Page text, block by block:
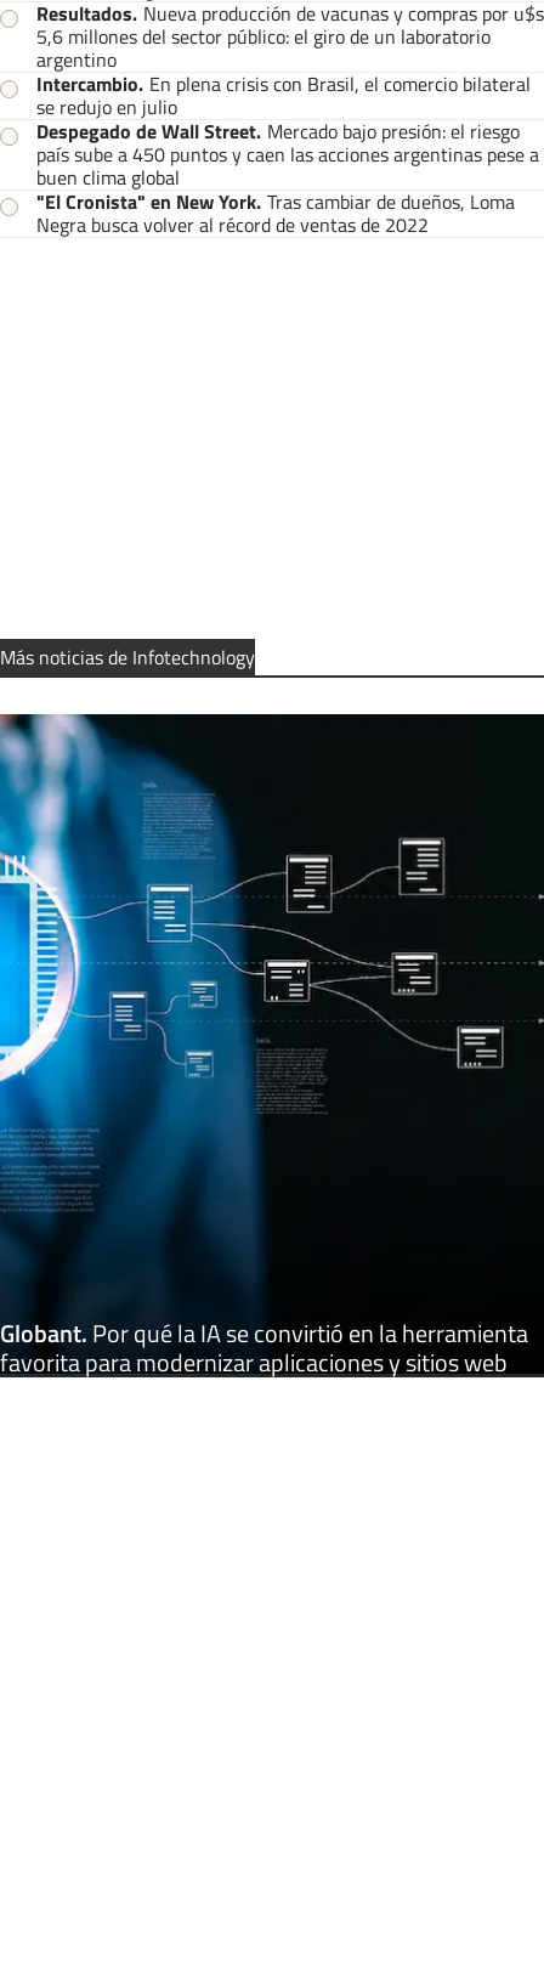
Resultados. Nueva producción de vacunas y compras por u$s
5,6 millones del sector público: el giro de un laboratorio
argentino
Intercambio. En plena crisis con Brasil, el comercio bilateral
se redujo en julio
Despegado de Wall Street. Mercado bajo presión: el riesgo
país sube a 450 puntos y caen las acciones argentinas pese a
buen clima global
"El Cronista" en New York. Tras cambiar de dueños, Loma
Negra busca volver al récord de ventas de 2022
Más noticias de Infotechnology
Globant.Por qué la IA se convirtió en la herramienta
favorita para modernizar aplicaciones y sitios web